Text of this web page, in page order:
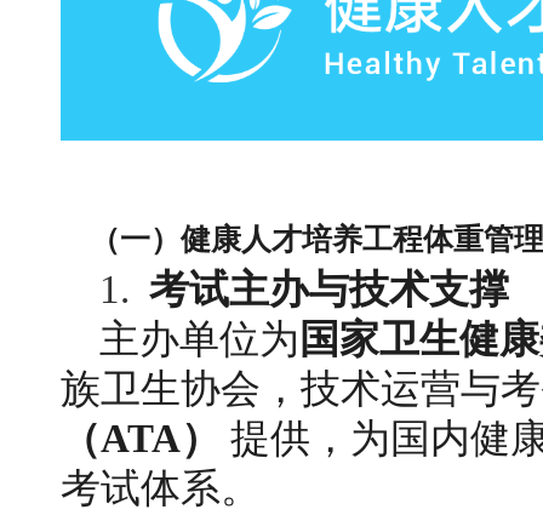
（一）健康人才培养工程体重管
1. 考试主办与技术支撑
主办单位为 国家卫生健
族卫生协会，技术运营与
（ATA）
提供，为国内健
考试体系。